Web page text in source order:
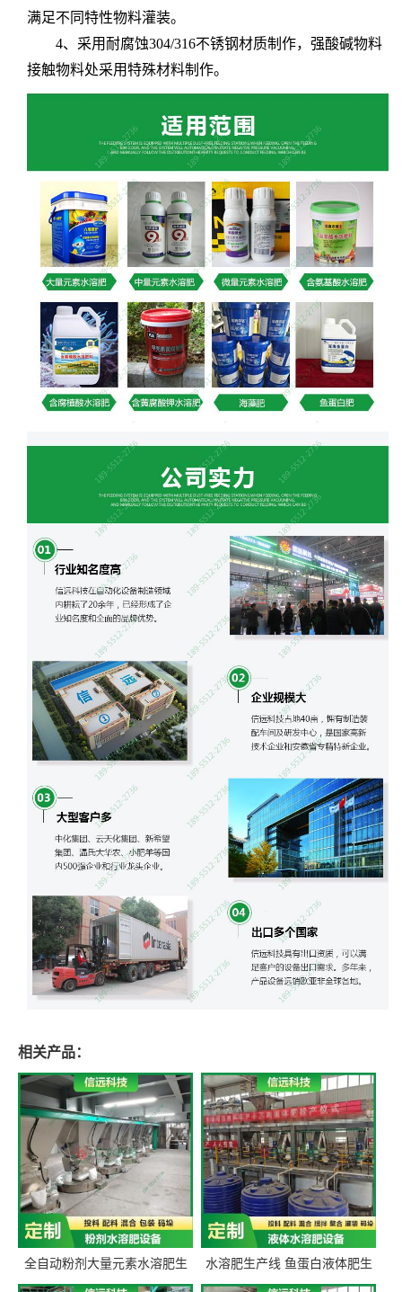
满足不同特性物料灌装。
4、采用耐腐蚀304/316不锈钢材质制作，强酸碱物料
接触物料处采用特殊材料制作。
相关产品：
全自动粉剂大量元素水溶肥生
产设备 信远科技肥料生产设备
水溶肥生产线 鱼蛋白液体肥生
产设备 氨基酸液态肥全套设备